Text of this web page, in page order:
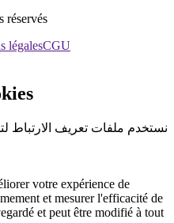
légalesCGU
نستخدم ملفات تعريف الارتباط
votre expérience de
et mesurer l'efficacité de
et peut être modifié à tout